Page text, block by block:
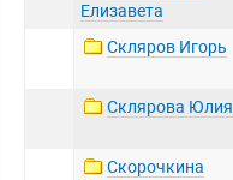
Елизавета
Скляров Игорь
Склярова Юлия
Скорочкина